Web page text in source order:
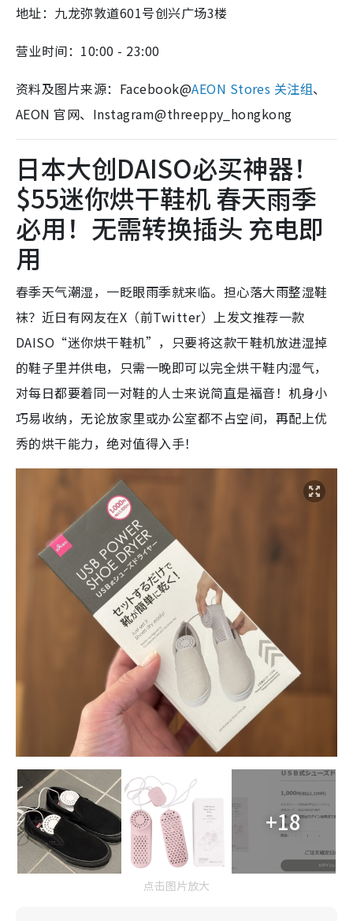
地址：九龙弥敦道601号创兴广场3楼
营业时间：10:00 - 23:00
资料及图片来源：Facebook@AEON Stores 关注组、
AEON 官网、Instagram@threeppy_hongkong
日本大创DAISO必买神器！
$55迷你烘干鞋机 春天雨季
必用！无需转换插头 充电即
用
春季天气潮湿，一眨眼雨季就来临。担心落大雨整湿鞋
袜？近日有网友在X（前Twitter）上发文推荐一款
DAISO“迷你烘干鞋机”，只要将这款干鞋机放进湿掉
的鞋子里并供电，只需一晚即可以完全烘干鞋内湿气，
对每日都要着同一对鞋的人士来说简直是福音！机身小
巧易收纳，无论放家里或办公室都不占空间，再配上优
秀的烘干能力，绝对值得入手！
+18
点击图片放大